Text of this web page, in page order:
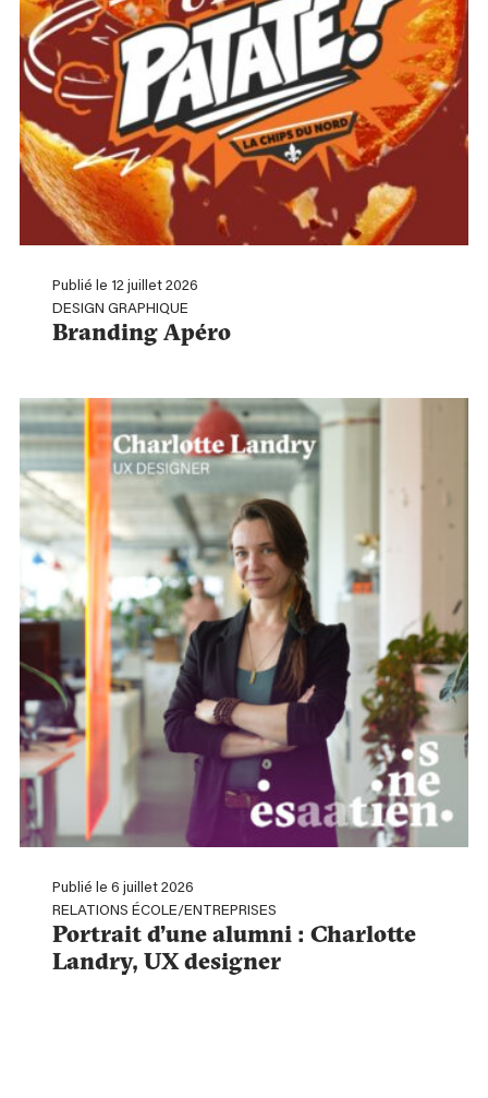
Publié le 12 juillet 2026
DESIGN GRAPHIQUE
Branding Apéro
Publié le 6 juillet 2026
RELATIONS ÉCOLE/ENTREPRISES
Portrait d’une alumni : Charlotte
Landry, UX designer